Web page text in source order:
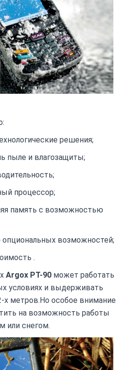
решения;
и влагозащиты;
процессор;
с возможностью
возможностей;
.
Argox PT-90 может работать
условиях и выдерживать
метров.Но особое внимание
на возможность работы
или снегом.